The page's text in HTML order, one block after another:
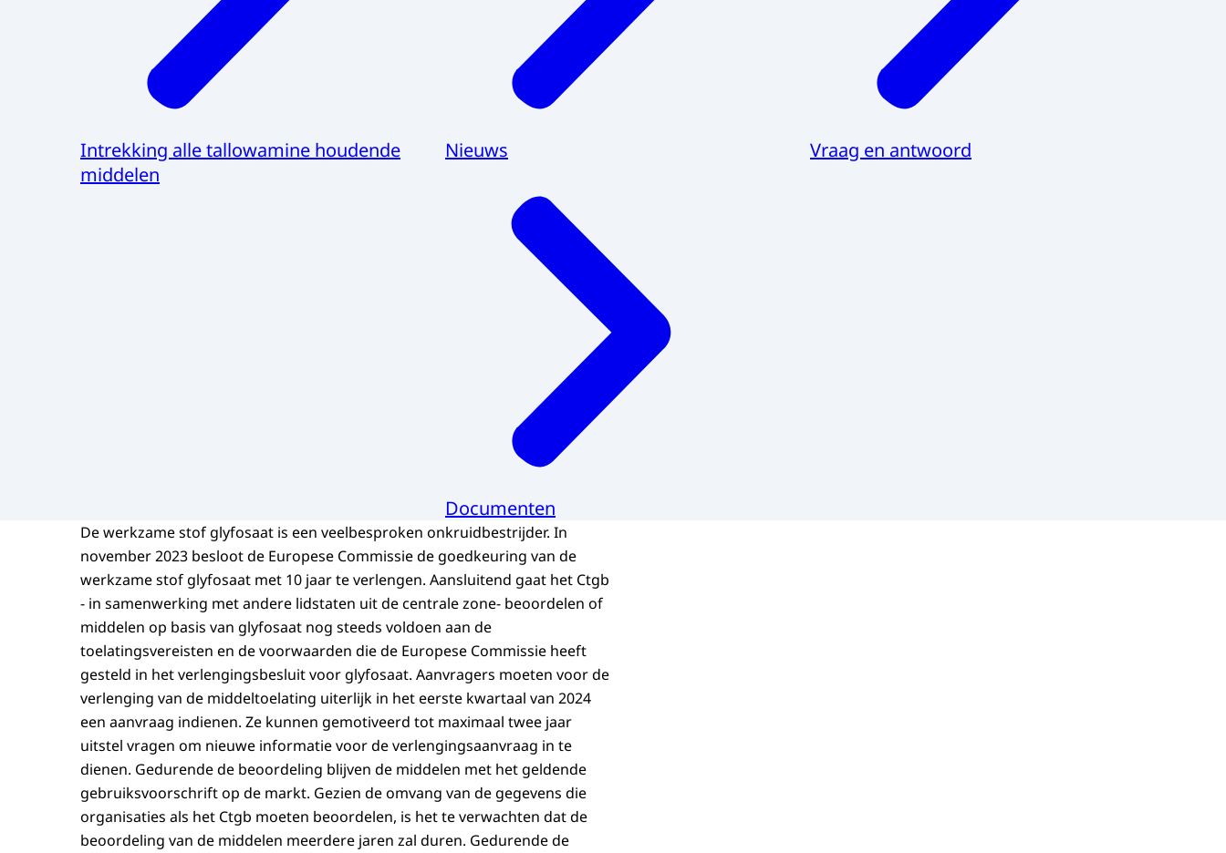
Intrekking alle tallowamine houdende
middelen
Nieuws
Documenten
Vraag en antwoord
De werkzame stof glyfosaat is een veelbesproken onkruidbestrijder. In
november 2023 besloot de Europese Commissie de goedkeuring van de
werkzame stof glyfosaat met 10 jaar te verlengen. Aansluitend gaat het Ctgb
- in samenwerking met andere lidstaten uit de centrale zone- beoordelen of
middelen op basis van glyfosaat nog steeds voldoen aan de
toelatingsvereisten en de voorwaarden die de Europese Commissie heeft
gesteld in het verlengingsbesluit voor glyfosaat. Aanvragers moeten voor de
verlenging van de middeltoelating uiterlijk in het eerste kwartaal van 2024
een aanvraag indienen. Ze kunnen gemotiveerd tot maximaal twee jaar
uitstel vragen om nieuwe informatie voor de verlengingsaanvraag in te
dienen. Gedurende de beoordeling blijven de middelen met het geldende
gebruiksvoorschrift op de markt. Gezien de omvang van de gegevens die
organisaties als het Ctgb moeten beoordelen, is het te verwachten dat de
beoordeling van de middelen meerdere jaren zal duren. Gedurende de